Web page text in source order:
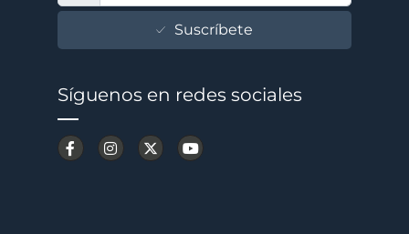
Suscríbete
Síguenos en redes sociales